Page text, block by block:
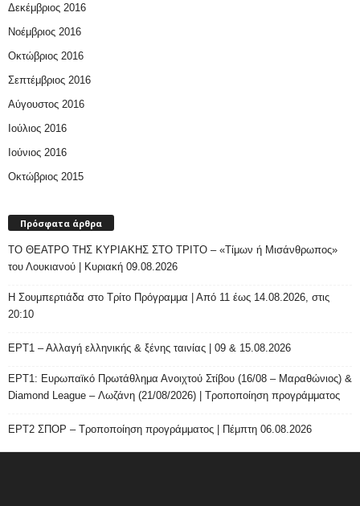
Δεκέμβριος 2016
Νοέμβριος 2016
Οκτώβριος 2016
Σεπτέμβριος 2016
Αύγουστος 2016
Ιούλιος 2016
Ιούνιος 2016
Οκτώβριος 2015
Πρόσφατα άρθρα
ΤΟ ΘΕΑΤΡΟ ΤΗΣ ΚΥΡΙΑΚΗΣ ΣΤΟ ΤΡΙΤΟ – «Τίμων ή Μισάνθρωπος»
του Λουκιανού | Κυριακή 09.08.2026
H Σουμπερτιάδα στο Τρίτο Πρόγραμμα | Από 11 έως 14.08.2026, στις
20:10
ΕΡΤ1 – Αλλαγή ελληνικής & ξένης ταινίας | 09 & 15.08.2026
ΕΡΤ1: Ευρωπαϊκό Πρωτάθλημα Ανοιχτού Στίβου (16/08 – Μαραθώνιος) &
Diamond League – Λωζάνη (21/08/2026) | Τροποποίηση προγράμματος
ΕΡΤ2 ΣΠΟΡ – Τροποποίηση προγράμματος | Πέμπτη 06.08.2026